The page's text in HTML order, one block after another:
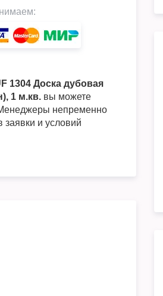
1304 Доска дубовая
1 м.кв. вы можете
Менеджеры непременно
и условий